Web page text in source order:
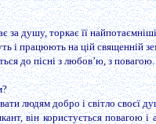
за душу, торкає її
і працюють на цій священній
до пісні з любов’ю, з
людям добро і світло своєї
він користується повагою